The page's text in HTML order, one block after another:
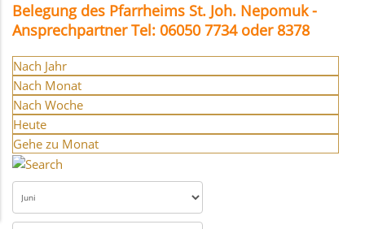
Belegung des Pfarrheims St. Joh. Nepomuk -
Ansprechpartner Tel: 06050 7734 oder 8378
Nach Jahr
Nach Monat
Nach Woche
Heute
Gehe zu Monat